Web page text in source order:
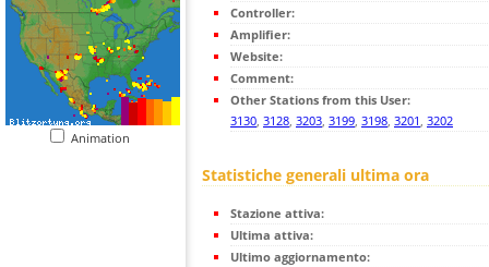
Animation
Controller:
Amplifier:
Website:
Comment:
Other Stations from this User:
3130, 3128, 3203, 3199, 3198, 3201, 3202
Statistiche generali ultima ora
Stazione attiva:
Ultima attiva:
Ultimo aggiornamento: